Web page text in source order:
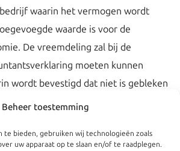
Beheer toestemming
te bieden, gebruiken wij technologieën zoals
uw apparaat op te slaan en/of te raadplegen.
waarin het vermogen wordt
waarde is voor de
De vreemdeling zal bij de
moeten kunnen
wordt bevestigd dat niet is gebleken
wordt geïnvesteerd een
internationaal opererend Nederlands